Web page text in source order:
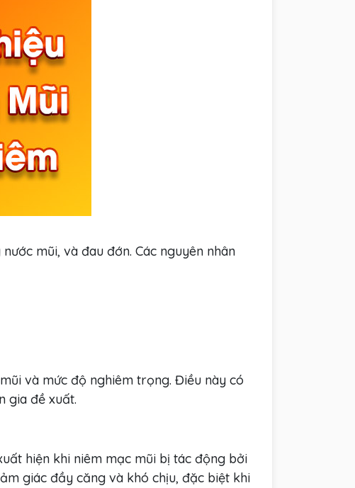
mũi, và đau đớn. Các nguyên nhân
và mức độ nghiêm trọng. Điều này có
gia đề xuất.
hiện khi niêm mạc mũi bị tác động bởi
giác đầy căng và khó chịu, đặc biệt khi